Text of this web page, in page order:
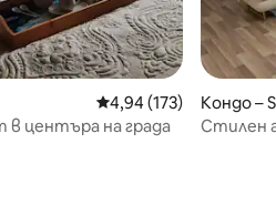
Средна оценка: 4,94
4,94 (173)
центъра на града
Кондо –
Стилен